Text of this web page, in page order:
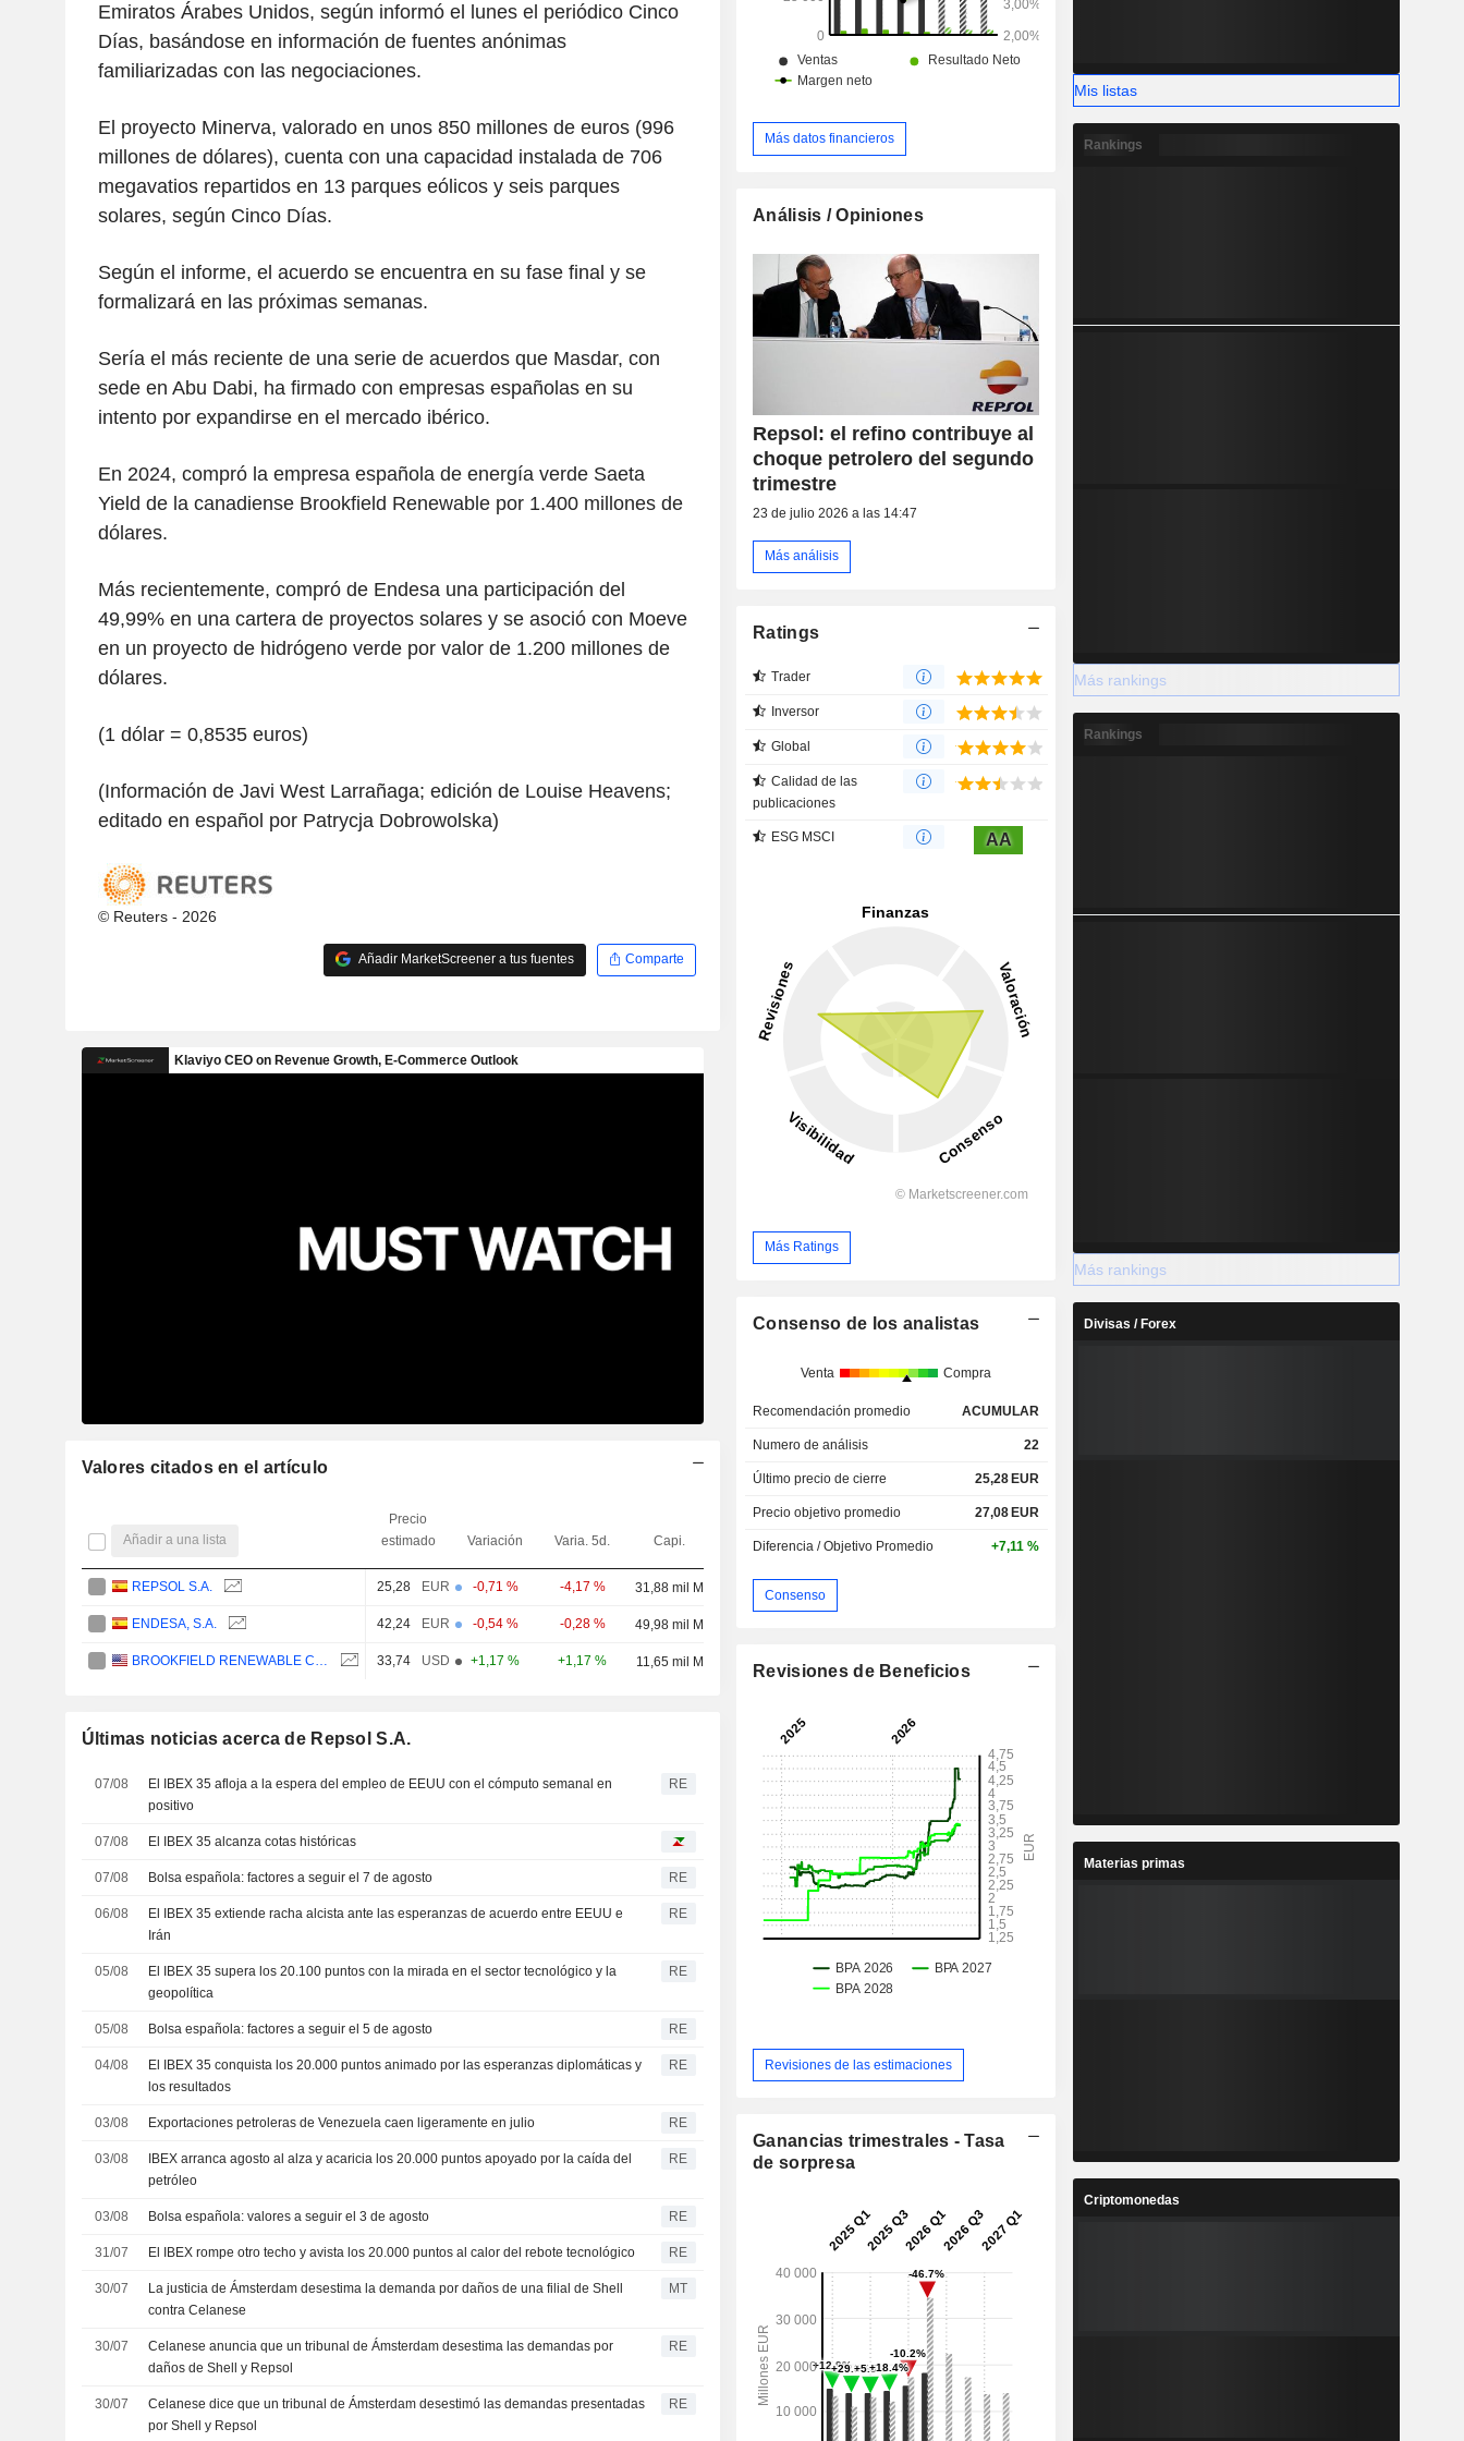
Emiratos Árabes Unidos, según informó el lunes el periódico Cinco
Días, basándose en información de fuentes anónimas
familiarizadas con las negociaciones.
El proyecto Minerva, valorado en unos 850 millones de euros (996
millones de dólares), cuenta con una capacidad instalada de 706
megavatios repartidos en 13 parques eólicos y seis parques
solares, según Cinco Días.
Según el informe, el acuerdo se encuentra en su fase final y se
formalizará en las próximas semanas.
Sería el más reciente de una serie de acuerdos que Masdar, con
sede en Abu Dabi, ha firmado con empresas españolas en su
intento por expandirse en el mercado ibérico.
En 2024, compró la empresa española de energía verde Saeta
Yield de la canadiense Brookfield Renewable por 1.400 millones de
dólares.
Más recientemente, compró de Endesa una participación del
49,99% en una cartera de proyectos solares y se asoció con Moeve
en un proyecto de hidrógeno verde por valor de 1.200 millones de
dólares.
(1 dólar = 0,8535 euros)
(Información de Javi West Larrañaga; edición de Louise Heavens;
editado en español por Patrycja Dobrowolska)
© Reuters - 2026
Añadir MarketScreener a tus fuentes Comparte
Valores citados en el artículo
Añadir a una lista
Precio
estimado
Variación Varia. 5d. Capi.
REPSOL S.A. 25,28 EUR -0,71 % -4,17 % 31,88 mil M
ENDESA, S.A. 42,24 EUR -0,54 % -0,28 % 49,98 mil M
33,74 USD +1,17 % +1,17 % 11,65 mil M
Últimas noticias acerca de Repsol S.A.
07/08
El IBEX 35 afloja a la espera del empleo de EEUU con el cómputo semanal en
positivo
RE
07/08 El IBEX 35 alcanza cotas históricas
07/08 Bolsa española: factores a seguir el 7 de agosto RE
06/08
El IBEX 35 extiende racha alcista ante las esperanzas de acuerdo entre EEUU e
Irán
RE
05/08
El IBEX 35 supera los 20.100 puntos con la mirada en el sector tecnológico y la
geopolítica
RE
05/08 Bolsa española: factores a seguir el 5 de agosto RE
04/08
El IBEX 35 conquista los 20.000 puntos animado por las esperanzas diplomáticas y
los resultados
RE
03/08 Exportaciones petroleras de Venezuela caen ligeramente en julio RE
03/08
IBEX arranca agosto al alza y acaricia los 20.000 puntos apoyado por la caída del
petróleo
RE
03/08 Bolsa española: valores a seguir el 3 de agosto RE
31/07 El IBEX rompe otro techo y avista los 20.000 puntos al calor del rebote tecnológico RE
30/07
La justicia de Ámsterdam desestima la demanda por daños de una filial de Shell
contra Celanese
MT
30/07
Celanese anuncia que un tribunal de Ámsterdam desestima las demandas por
daños de Shell y Repsol
RE
30/07
Celanese dice que un tribunal de Ámsterdam desestimó las demandas presentadas
por Shell y Repsol
RE
electricidad producidos. La cifra de negocio por
actividad se distribuye de la siguiente manera:
España (59,4%), Portugal (5,6%), Europa
(9,8%), Perú (7%), Estados Unidos (6,5%) y
otros (11,7%).
Más datos financieros
Análisis / Opiniones
Repsol: el refino contribuye al
choque petrolero del segundo
trimestre
23 de julio 2026 a las 14:47
Más análisis
Ratings
Trader
Inversor
Global
Calidad de las
publicaciones
ESG MSCI AA
Más Ratings
Consenso de los analistas
Venta Compra
Recomendación promedio ACUMULAR
Numero de análisis 22
Último precio de cierre 25,28 EUR
Precio objetivo promedio 27,08 EUR
Diferencia / Objetivo Promedio +7,11 %
Consenso
Revisiones de Beneficios
Revisiones de las estimaciones
Ganancias trimestrales - Tasa
de sorpresa
Mis listas
Rankings
Más rankings
Rankings
Más rankings
Divisas / Forex
Materias primas
Criptomonedas